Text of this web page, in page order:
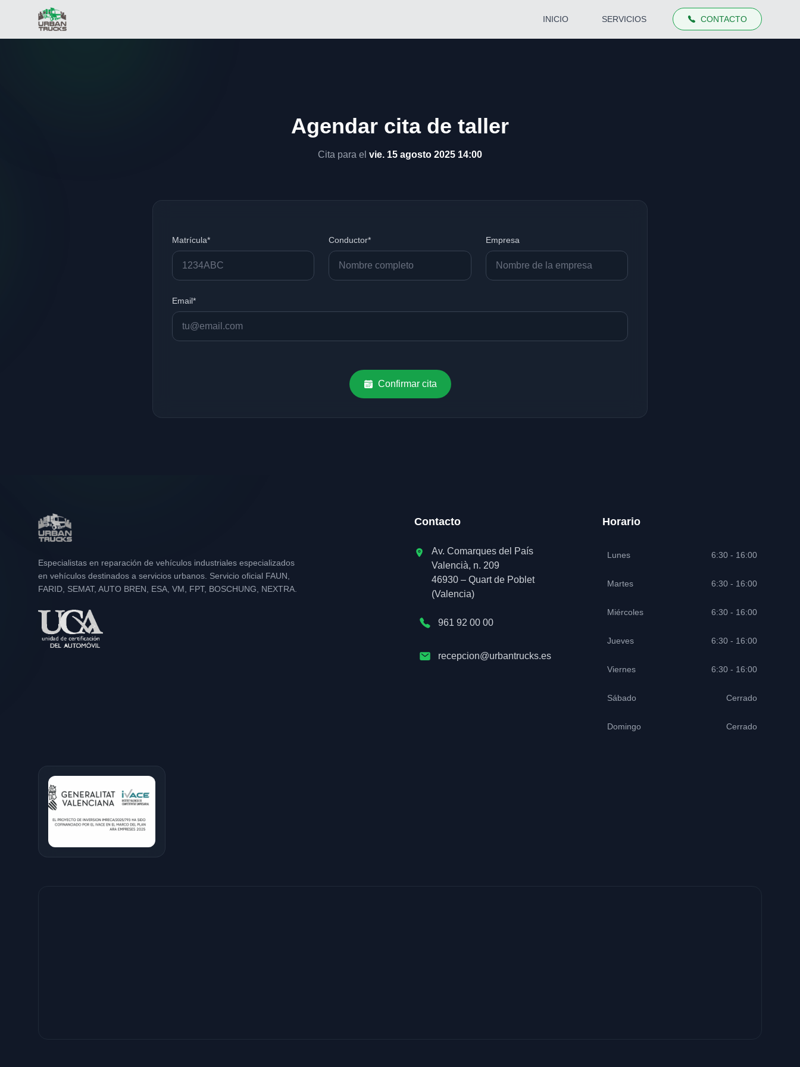
INICIO SERVICIOS CONTACTO
Agendar cita de taller
Cita para el vie. 15 agosto 2025 14:00
Matrícula* Conductor* Empresa
Email*
Confirmar cita
Especialistas en reparación de vehículos industriales especializados
en vehículos destinados a servicios urbanos. Servicio oficial FAUN,
FARID, SEMAT, AUTO BREN, ESA, VM, FPT, BOSCHUNG, NEXTRA.
Contacto
Av. Comarques del País
Valencià, n. 209
46930 – Quart de Poblet
(Valencia)
961 92 00 00
recepcion@urbantrucks.es
Horario
Lunes 6:30 - 16:00
Martes 6:30 - 16:00
Miércoles 6:30 - 16:00
Jueves 6:30 - 16:00
Viernes 6:30 - 16:00
Sábado Cerrado
Domingo Cerrado